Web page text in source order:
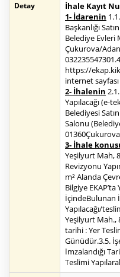
Detay
İhale Kayıt
1- İdarenin
Başkanlığı
Belediye Evleri
Çukurova/
https://
internet sayfası
2- İhalenin
Yapılacağı (e-
Belediyesi
Salonu
3- İhale
Yeşilyurt Mah,
Revizyonu
m² Alanda
Bilgiye
İçindeBulunan
Yapılacağı/
Yeşilyurt Mah.,
tarihi : Yer
Günüdür.3.5.
İmzalandığı
Teslimi